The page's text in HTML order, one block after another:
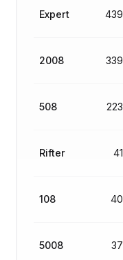
Expert 439
2008 339
508 223
Rifter 41
108 40
5008 37